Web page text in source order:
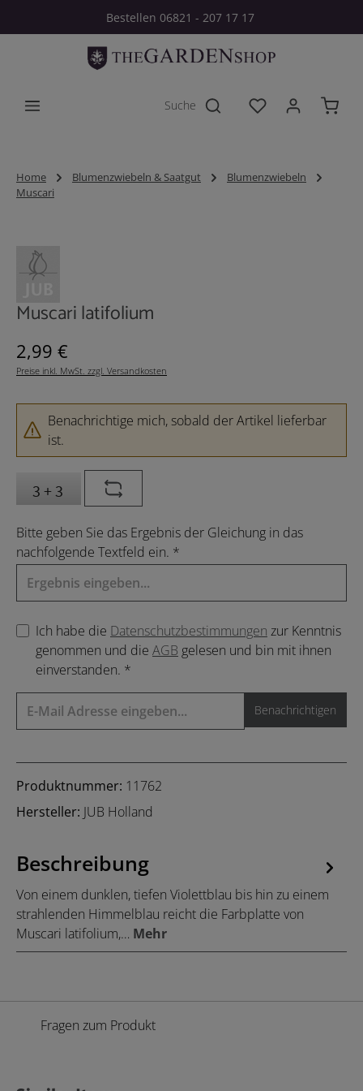
Zum Hauptinhalt springenBestellen 06821 - 207 17 17
Du hast 0
Home Blumenzwiebeln & Saatgut
Blumenzwiebeln
Muscari
Muscari latifolium
Regulärer Preis:
2,99 €
Preise inkl. MwSt. zzgl. Versandkosten
Benachrichtige mich, sobald der Artikel lieferbar
ist.
Bitte geben Sie das Ergebnis der Gleichung in das
nachfolgende Textfeld ein. *
Ich habe die Datenschutzbestimmungen zur Kenntnis
genommen und die AGB gelesen und bin mit ihnen
einverstanden. *
Benachrichtigen
Produktnummer: 11762
Hersteller: JUB Holland
Beschreibung
Von einem dunklen, tiefen Violettblau bis hin zu einem
strahlenden Himmelblau reicht die Farbplatte von
Muscari latifolium,… Mehr
Fragen zum Produkt